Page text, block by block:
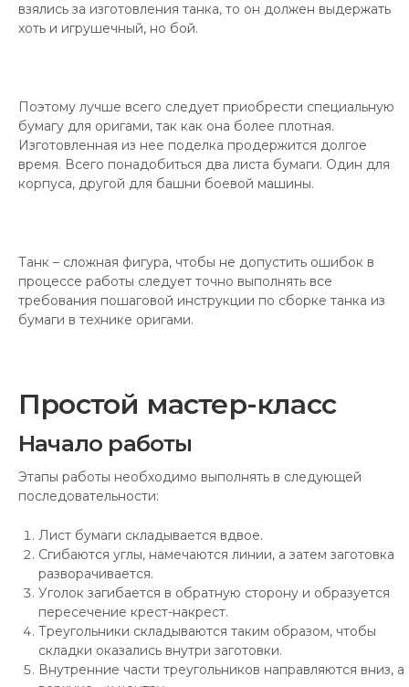
взялись за изготовления танка, то он должен выдержать
хоть и игрушечный, но бой.
Поэтому лучше всего следует приобрести специальную
бумагу для оригами, так как она более плотная.
Изготовленная из нее поделка продержится долгое
время. Всего понадобиться два листа бумаги. Один для
корпуса, другой для башни боевой машины.
Танк – сложная фигура, чтобы не допустить ошибок в
процессе работы следует точно выполнять все
требования пошаговой инструкции по сборке танка из
бумаги в технике оригами.
Простой мастер-класс
Начало работы
Этапы работы необходимо выполнять в следующей
последовательности:
Лист бумаги складывается вдвое.
Сгибаются углы, намечаются линии, а затем заготовка
разворачивается.
Уголок загибается в обратную сторону и образуется
пересечение крест-накрест.
Треугольники складываются таким образом, чтобы
складки оказались внутри заготовки.
Внутренние части треугольников направляются вниз, а